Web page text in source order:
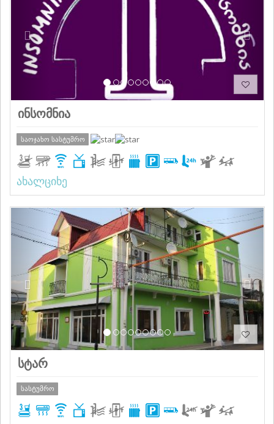
ინსომნია
საოჯახო სასტუმრო
ახალციხე
Previous Next
სტარ
სასტუმრო